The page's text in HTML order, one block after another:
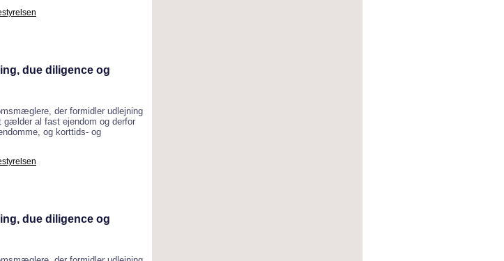
due diligence og
der formidler udlejning
gælder al fast ejendom og derfor
og korttids- og
due diligence og